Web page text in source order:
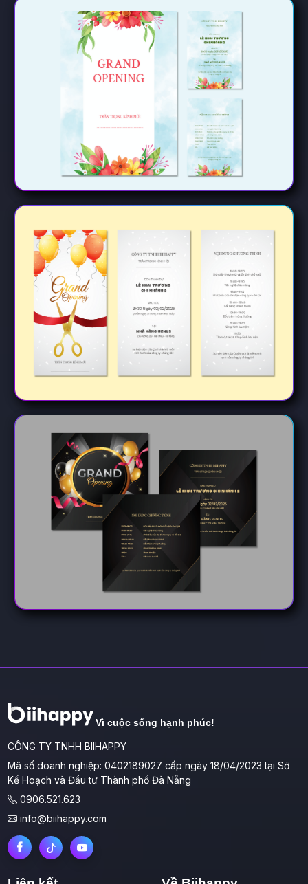
Vì cuộc sống hạnh phúc!
CÔNG TY TNHH BIIHAPPY
Mã số doanh nghiệp: 0402189027 cấp ngày 18/04/2023 tại Sở
Kế Hoạch và Đầu tư Thành phố Đà Nẵng
0906.521.623
info@biihappy.com